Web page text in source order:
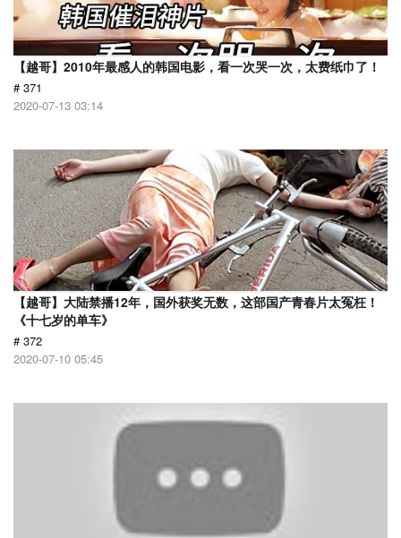
【越哥】2010年最感人的韩国电影，看一次哭一次，太费纸巾了！
# 371
2020-07-13 03:14
【越哥】大陆禁播12年，国外获奖无数，这部国产青春片太冤枉！
《十七岁的单车》
# 372
2020-07-10 05:45